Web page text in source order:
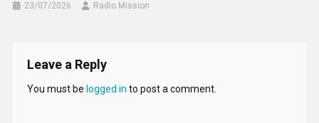
23/07/2026 Radio Mission
Leave a Reply
You must be logged in to post a comment.